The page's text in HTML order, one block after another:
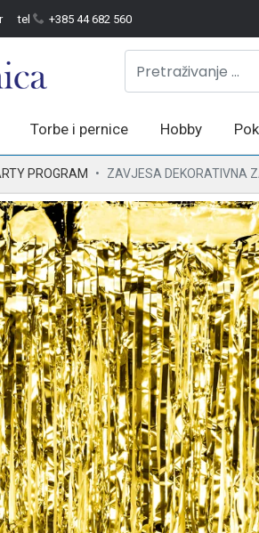
tel +385 44 682 560
Torbe i pernice Hobby
PROGRAM ZAVJESA DEKORATIVNA